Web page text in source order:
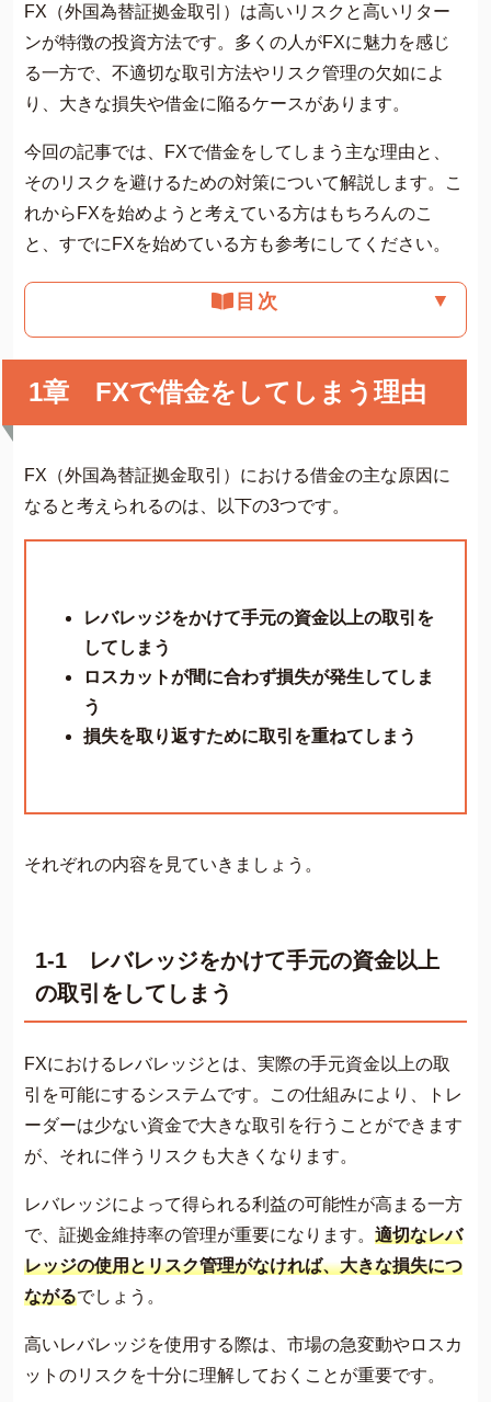
無料相談の流れ
費用について
よくあるご質問
借金返済の相談はコチラ
FX（外国為替証拠金取引）は高いリスクと高いリター
ンが特徴の投資方法です。多くの人がFXに魅力を感じ
る一方で、不適切な取引方法やリスク管理の欠如によ
り、大きな損失や借金に陥るケースがあります。
今回の記事では、FXで借金をしてしまう主な理由と、
そのリスクを避けるための対策について解説します。こ
れからFXを始めようと考えている方はもちろんのこ
と、すでにFXを始めている方も参考にしてください。
目次 ▼
1章 FXで借金をしてしまう理由
FX（外国為替証拠金取引）における借金の主な原因に
なると考えられるのは、以下の3つです。
レバレッジをかけて手元の資金以上の取引を
してしまう
ロスカットが間に合わず損失が発生してしま
う
損失を取り返すために取引を重ねてしまう
それぞれの内容を見ていきましょう。
1-1 レバレッジをかけて手元の資金以上
の取引をしてしまう
FXにおけるレバレッジとは、実際の手元資金以上の取
引を可能にするシステムです。この仕組みにより、トレ
ーダーは少ない資金で大きな取引を行うことができます
が、それに伴うリスクも大きくなります​​。
レバレッジによって得られる利益の可能性が高まる一方
で、証拠金維持率の管理が重要になります。 適切なレバ
レッジの使用とリスク管理がなければ、大きな損失につ
ながるでしょう。
高いレバレッジを使用する際は、市場の急変動やロスカ
ットのリスクを十分に理解しておくことが重要です。